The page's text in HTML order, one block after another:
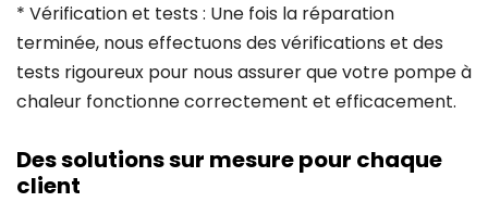
* Vérification et tests : Une fois la réparation
terminée, nous effectuons des vérifications et des
tests rigoureux pour nous assurer que votre pompe à
chaleur fonctionne correctement et efficacement.
Des solutions sur mesure pour chaque
client